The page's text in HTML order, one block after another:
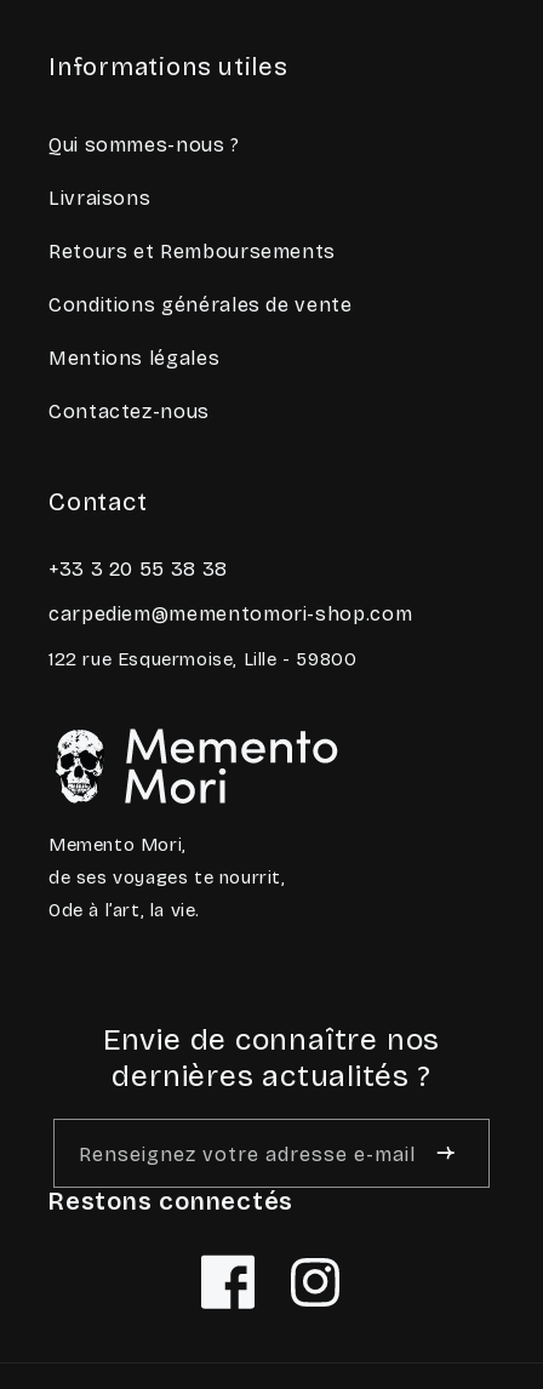
Informations utiles
Qui sommes-nous ?
Livraisons
Retours et Remboursements
Conditions générales de vente
Mentions légales
Contactez-nous
Contact
+33 3 20 55 38 38
carpediem@mementomori-shop.com
122 rue Esquermoise, Lille - 59800
Memento Mori,
de ses voyages te nourrit,
Ode à l’art, la vie.
Envie de connaître nos
dernières actualités ?
Renseignez votre adresse e-mail
Restons connectés
Facebook Instagram